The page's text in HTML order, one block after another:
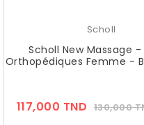
Scholl
Scholl New Massage -
Orthopédiques Femme -
117,000 TND Prix
130,000